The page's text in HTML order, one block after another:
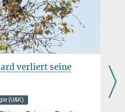
Mikrobiologie, Marburg
verliert seine
(U&K)